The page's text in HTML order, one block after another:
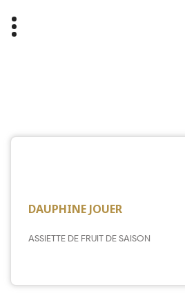
DAUPHINE JOUER
ASSIETTE DE FRUIT DE SAISON